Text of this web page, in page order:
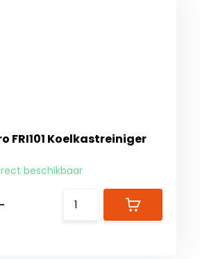
FRI101 Koelkastreiniger
beschikbaar